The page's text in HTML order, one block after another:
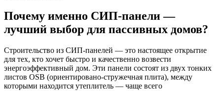
Почему именно СИП-панели —
лучший выбор для пассивных домов?
Строительство из СИП-панелей — это настоящее открытие
для тех, кто хочет быстро и качественно возвести
энергоэффективный дом. Эти панели состоят из двух тонких
листов OSB (ориентировано-стружечная плита), между
которыми находится утеплитель — чаще всего